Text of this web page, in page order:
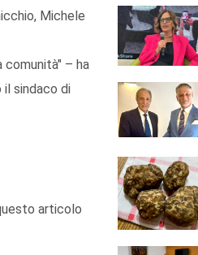
Michele
comunità" – ha
sindaco di
articolo